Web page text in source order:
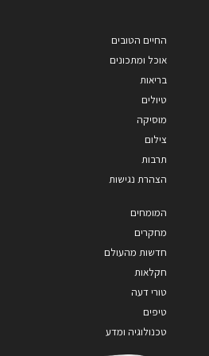
החיים הטובים
אוכל ומתכונים
בריאות
טיולים
מוסיקה
צילום
תרבות
הצהרת נגישות
המומחים
מחקרים
חדשות מהעולם
חקלאות
טורי דעה
טיפים
טכנולוגיה ומדע